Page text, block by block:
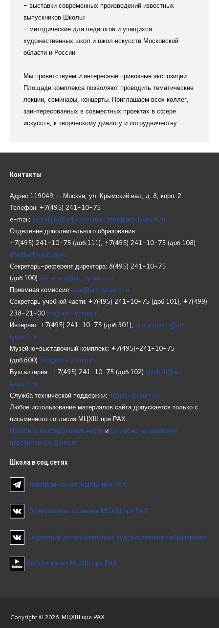
- выставки современных произведений известных
выпускников Школы;
- методические для педагогов и учащихся
художественных школ и школ искусств Московской
области и России.
Мы приветствуем и интересные привозные экспозиции.
Площади комплекса позволяют проводить тематические
лекции, семинары, концерты. Приглашаем всех коллег,
заинтересованных в совместных проектах в сфере
искусств, к творческому диалогу и сотрудничеству.
Контакты
Адрес:119049, г. Москва, ул. Крымский вал, д. 8, корп. 2.
Телефон: +7(495) 241-10-75
e-mail: secretary@art-lyceum.ru mnv@art-lyceum.ru
Отделение дополнительного образования:
+7(495) 241-10-75 (доб.111), +7(495) 241-10-75 (доб.108)
dho@art-lyceum.ru
Секретарь-референт директора: 8(495) 241-10-75
(доб.100) secretary@art-lyceum.ru
Приемная комиссия com@art-lyceum.ru
Секретарь учебной части: +7(495) 241-10-75 (доб.101), +7(499)
238-21-00 lev@art-lyceum.ru
Интернат: +7(495) 241-10-75 (доб.301), protasova.u@art-
lyceum.ru
Музейно-выставочный комплекс: +7(495)-241-10-75
(доб.600) zeb@art-lyceum.ru
Бухгалтерия: +7(495) 241-10-75 (доб.102) glavbuh@art-
lyceum.ru
Служба технической поддержки: it@art-lyceum.ru
Любое использование материалов сайта допускается только с
письменного согласия МЦХШ при РАХ.
Политика конфиденциальности и согласие на обработку
персональных данных
Школа в соц.сетях
Телеграм-канал МЦХШ при РАХ
Официальная страница МЦХШ при РАХ
Отделение дополнительного художественного образования
RuTube канал МЦХШ при РАХ
Copyright © 2026. МЦХШ при РАХ.